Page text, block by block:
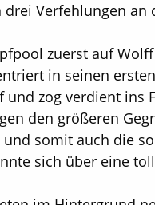
Verfehlungen an
zuerst auf
in seinen
zog verdient ins
den größeren
somit auch die
sich über eine